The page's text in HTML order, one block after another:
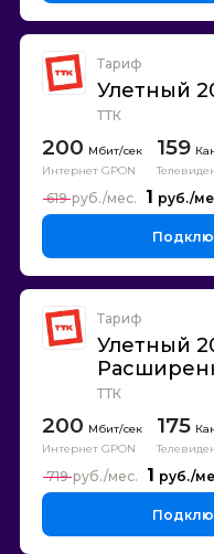
Тариф
Улетный
ТТК
200
Интернет GPON
159
1
619
Тариф
Улетный
ТТК
200
Интернет GPON
175
1
719